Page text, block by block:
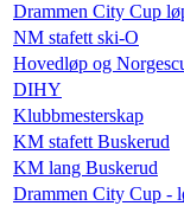
Drammen City Cup
NM stafett ski-O
Hovedløp og
DIHY
Klubbmesterskap
KM stafett Buskerud
KM lang Buskerud
Drammen City Cup -